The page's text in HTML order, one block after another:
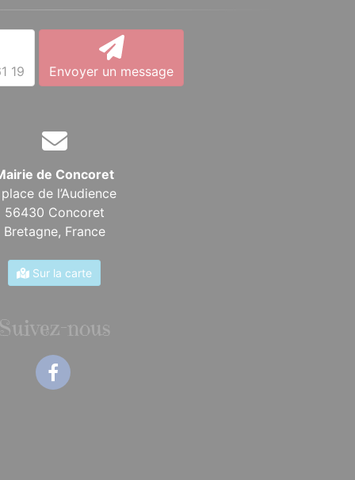
19 Envoyer un message
de Concoret
place de l’Audience
56430 Concoret
Bretagne, France
Sur la carte
Suivez-nous